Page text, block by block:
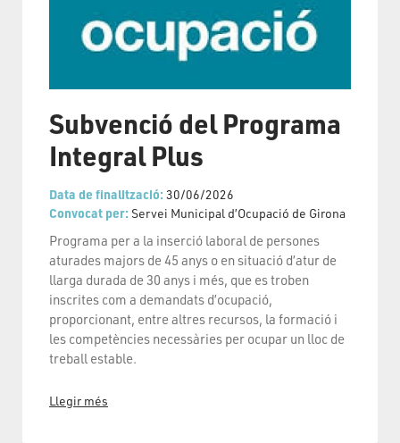
Subvenció del Programa
Integral Plus
Data de finalització: 30/06/2026
Convocat per: Servei Municipal d’Ocupació de Girona
Programa per a la inserció laboral de persones
aturades majors de 45 anys o en situació d’atur de
llarga durada de 30 anys i més, que es troben
inscrites com a demandats d’ocupació,
proporcionant, entre altres recursos, la formació i
les competències necessàries per ocupar un lloc de
treball estable.
Llegir més